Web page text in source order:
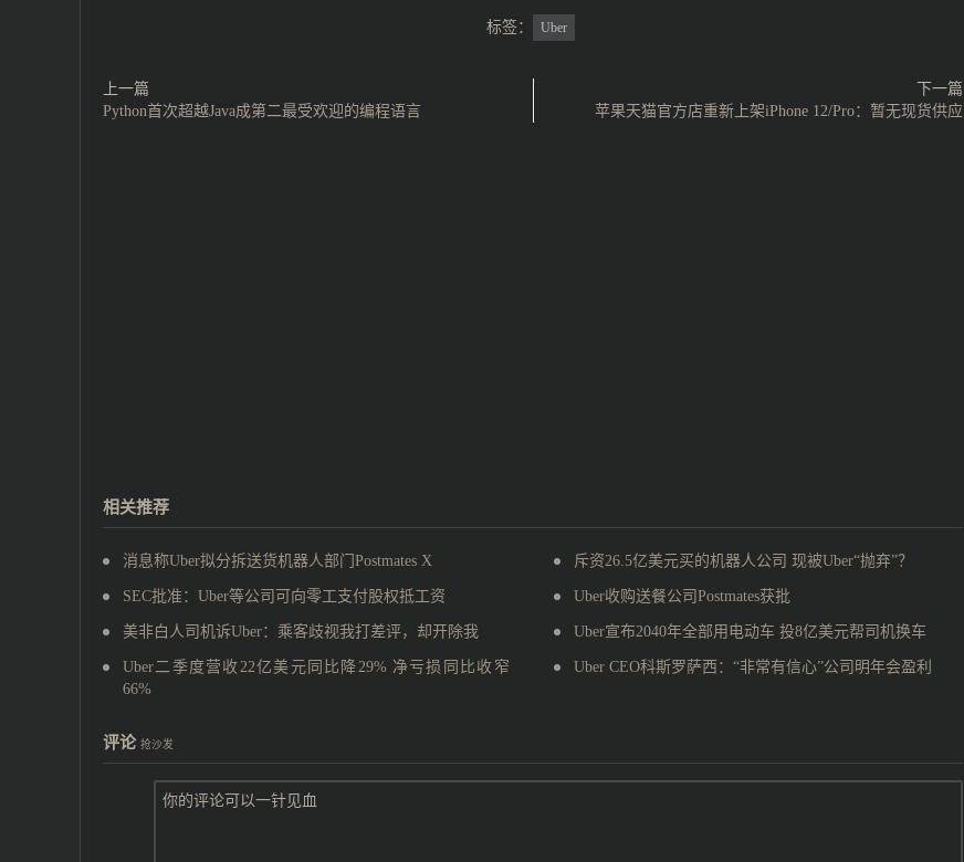
标签： Uber
上一篇
Python首次超越Java成第二最受欢迎的编程语言
下一篇
苹果天猫官方店重新上架iPhone 12/Pro：暂无现货供应
相关推荐
消息称Uber拟分拆送货机器人部门Postmates X 斥资26.5亿美元买的机器人公司 现被Uber“抛弃”？
SEC批准：Uber等公司可向零工支付股权抵工资 Uber收购送餐公司Postmates获批
美非白人司机诉Uber：乘客歧视我打差评，却开除我 Uber宣布2040年全部用电动车 投8亿美元帮司机换车
Uber二季度营收22亿美元同比降29% 净亏损同比收窄
66%
Uber CEO科斯罗萨西：“非常有信心”公司明年会盈利
评论 抢沙发